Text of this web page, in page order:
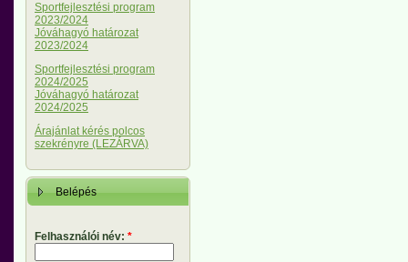
Sportfejlesztési program
2023/2024
Jóváhagyó határozat
2023/2024
Sportfejlesztési program
2024/2025
Jóváhagyó határozat
2024/2025
Árajánlat kérés polcos
szekrényre (LEZÁRVA)
Belépés
Felhasználói név: *